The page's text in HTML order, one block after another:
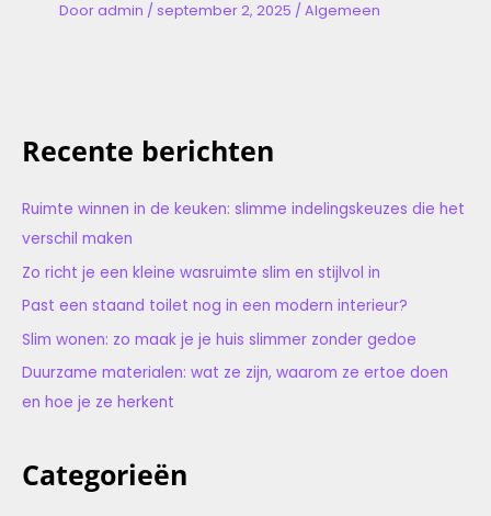
Dooradmin /september 2, 2025 /Algemeen
Recente berichten
Ruimte winnen in de keuken: slimme indelingskeuzes die het
verschil maken
Zo richt je een kleine wasruimte slim en stijlvol in
Past een staand toilet nog in een modern interieur?
Slim wonen: zo maak je je huis slimmer zonder gedoe
Duurzame materialen: wat ze zijn, waarom ze ertoe doen
en hoe je ze herkent
Categorieën